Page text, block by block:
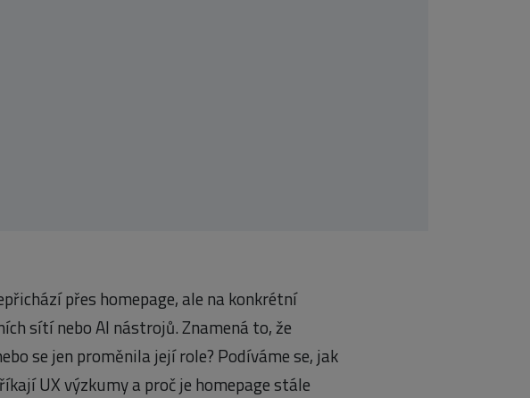
přes homepage, ale na konkrétní
sítí nebo AI nástrojů. Znamená to, že
se jen proměnila její role? Podíváme se, jak
UX výzkumy a proč je homepage stále